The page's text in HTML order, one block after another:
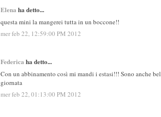
Elena ha detto...
questa mini la mangerei tutta in un boccone!!
mer feb 22, 12:59:00 PM 2012
Federica ha detto...
Con un abbinamento così mi mandi i estasi!!! Sono anche
giornata
mer feb 22, 01:13:00 PM 2012